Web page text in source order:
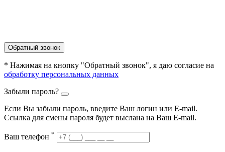
Обратный звонок
* Нажимая на кнопку "Обратный звонок", я даю согласие на
обработку персональных данных
Забыли пароль?
Если Вы забыли пароль, введите Ваш логин или Е-mail.
Ссылка для смены пароля будет выслана на Ваш E-mail.
Ваш телефон *